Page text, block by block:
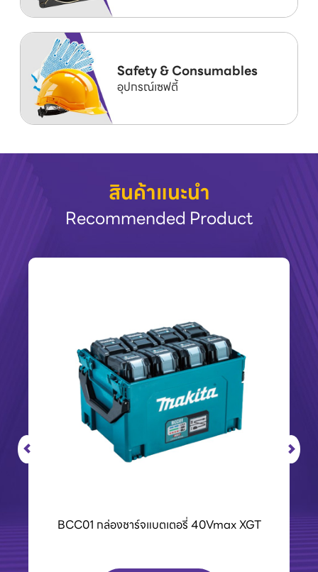
Safety & Consumables
อุปกรณ์เซฟตี้
สินค้าแนะนำ
Recommended Product
BCC01 กล่องชาร์จแบตเตอรี่ 40Vmax XGT